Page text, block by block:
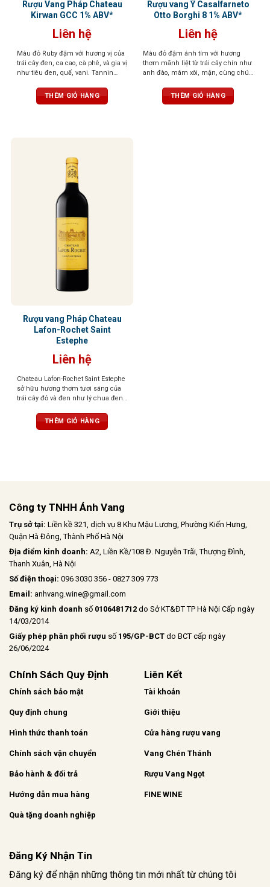
Rượu Vang Pháp Chateau
Kirwan GCC 1% ABV*
Liên hệ
Màu đỏ Ruby đậm với hương vị của
trái cây đen, ca cao, cà phê, và gia vị
như tiêu đen, quế, vani. Tannin
kéo dài và phức hợp
THÊM GIỎ HÀNG
Rượu vang Ý Casalfarneto
Otto Borghi 8 1% ABV*
Liên hệ
Màu đỏ đậm ánh tím với hương
thơm mãnh liệt từ trái cây chín như
anh đào, mâm xôi, mận, cùng chút
cân bằng, tannin mềm, dư vị dễ
THÊM GIỎ HÀNG
Rượu vang Pháp Chateau
Lafon-Rochet Saint
Estephe
Liên hệ
Chateau Lafon-Rochet Saint Estephe
sở hữu hương thơm tươi sáng của
trái cây đỏ và đen như lý chua đen,
chút tươi mát và sống động. Vị rượu
lan tỏa trên vòm miệng với tannin
THÊM GIỎ HÀNG
Công ty TNHH Ánh Vang
Trụ sở tại: Liền kề 321, dịch vụ 8 Khu Mậu Lương, Phường Kiến Hưng,
Quận Hà Đông, Thành Phố Hà Nội
Địa điểm kinh doanh: A2, Liền Kề/108 Đ. Nguyễn Trãi, Thượng Đình,
Thanh Xuân, Hà Nội
Số điện thoại: 096 3030 356 - 0827 309 773
Email: anhvang.wine@gmail.com
Đăng ký kinh doanh số 0106481712 do Sở KT&ĐT TP Hà Nội Cấp ngày
14/03/2014
Giấy phép phân phối rượu số 195/GP-BCT do BCT cấp ngày
26/06/2024
Chính Sách Quy Định
Chính sách bảo mật
Quy định chung
Hình thức thanh toán
Chính sách vận chuyển
Bảo hành & đổi trả
Hướng dẫn mua hàng
Quà tặng doanh nghiệp
Liên Kết
Tài khoản
Giới thiệu
Cửa hàng rượu vang
Vang Chén Thánh
Rượu Vang Ngọt
FINE WINE
Đăng Ký Nhận Tin
Đăng ký để nhận những thông tin mới nhất từ chúng tôi